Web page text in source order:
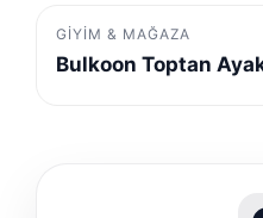
GIYIM & MAĞAZA
Bulkoon Toptan